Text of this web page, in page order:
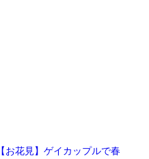
【お花見】ゲイカップルで春